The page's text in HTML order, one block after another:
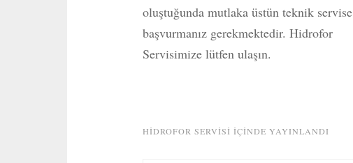
oluştuğunda mutlaka üstün teknik servise
başvurmanız gerekmektedir. Hidrofor
Servisimize lütfen ulaşın.
HIDROFOR SERVISI IÇINDE YAYINLANDI